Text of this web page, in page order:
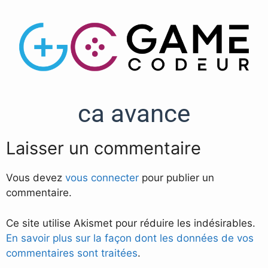
ca avance
Laisser un commentaire
Vous devez vous connecter pour publier un
commentaire.
Ce site utilise Akismet pour réduire les indésirables.
En savoir plus sur la façon dont les données de vos
commentaires sont traitées.